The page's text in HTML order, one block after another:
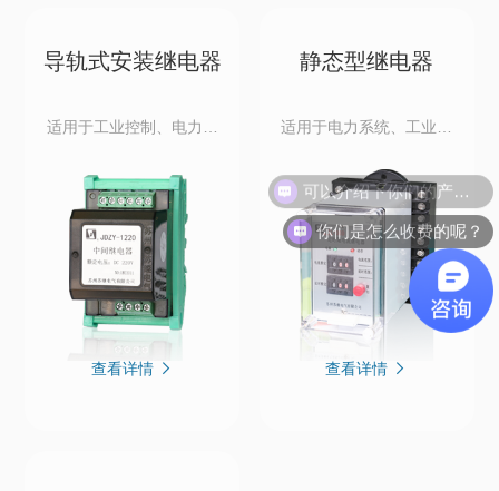
导轨式安装继电器
适用于工业控制、电力系
换、信号控制与安全保护
功能。
查看详情
静态型继电器
适用于电力系统、工业控
及自动控制。
查看详情
可以介绍下你们的产品么？
你们是怎么收费的呢？